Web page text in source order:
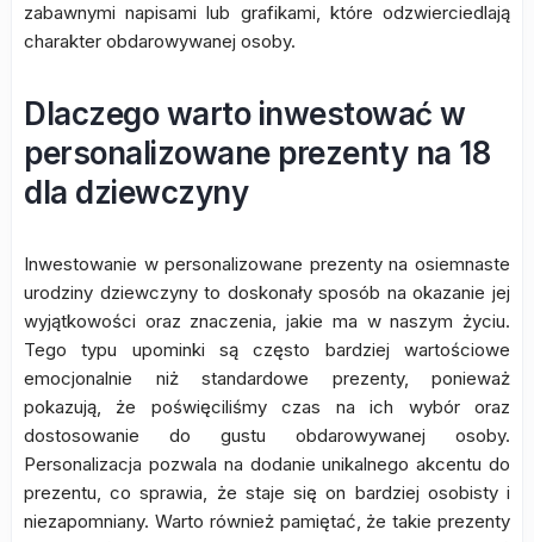
zabawnymi napisami lub grafikami, które odzwierciedlają
charakter obdarowywanej osoby.
Dlaczego warto inwestować w
personalizowane prezenty na 18
dla dziewczyny
Inwestowanie w personalizowane prezenty na osiemnaste
urodziny dziewczyny to doskonały sposób na okazanie jej
wyjątkowości oraz znaczenia, jakie ma w naszym życiu.
Tego typu upominki są często bardziej wartościowe
emocjonalnie niż standardowe prezenty, ponieważ
pokazują, że poświęciliśmy czas na ich wybór oraz
dostosowanie do gustu obdarowywanej osoby.
Personalizacja pozwala na dodanie unikalnego akcentu do
prezentu, co sprawia, że staje się on bardziej osobisty i
niezapomniany. Warto również pamiętać, że takie prezenty